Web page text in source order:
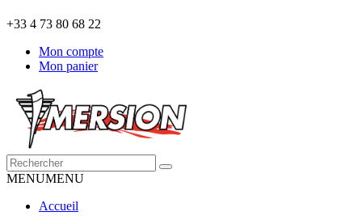
+33 4 73 80 68 22
Mon compte
Mon panier
MENUMENU
Accueil